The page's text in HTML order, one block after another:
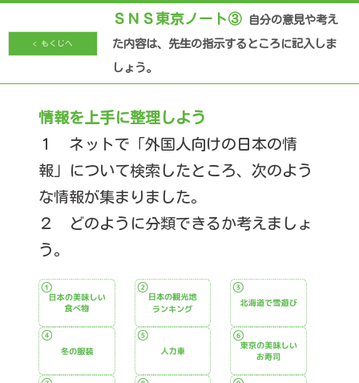
< もくじへ
ＳＮＳ東京ノート③
自分の意見や考え
た内容は、先生の指示するところに記入しま
しょう。
情報を上手に整理しよう
１ ネットで「外国人向けの日本の情
報」について検索したところ、次のよう
な情報が集まりました。
２ どのように分類できるか考えましょ
う。